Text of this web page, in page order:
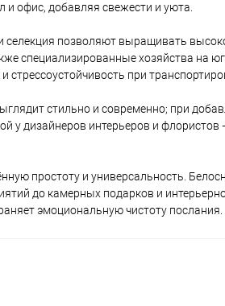
офис, добавляя свежести и уюта.
позволяют выращивать
специализированные хозяйства на
при
стильно и современно; при
у дизайнеров интерьеров и флористов
простоту и универсальность.
до камерных подарков и
эмоциональную чистоту послания.